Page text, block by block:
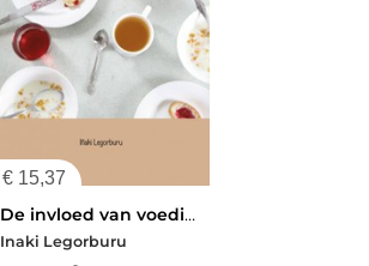
€ 15,37
De invloed van voeding en leefpatroon bij kanker
Inaki Legorburu